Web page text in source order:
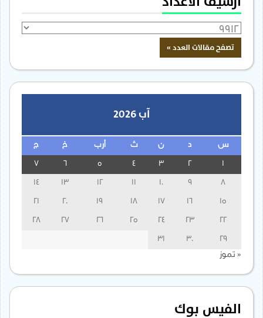
آب 2026
س ن ث أرب خ ج
3
13
14
15
16
17
18
19
20
21
22
23
24
25
26
27
28
29
30
31
« تموز
الفيس بوك